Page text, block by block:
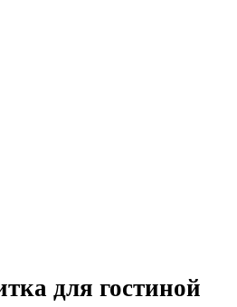
для гостиной